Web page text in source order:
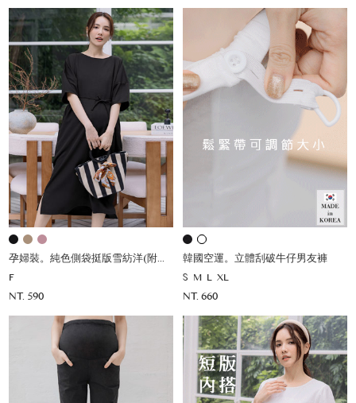
孕婦裝。純色側袋挺版雪紡洋(附綁帶)
F
NT. 590
韓國空運。立體刮破牛仔男友褲
S M L XL
NT. 660